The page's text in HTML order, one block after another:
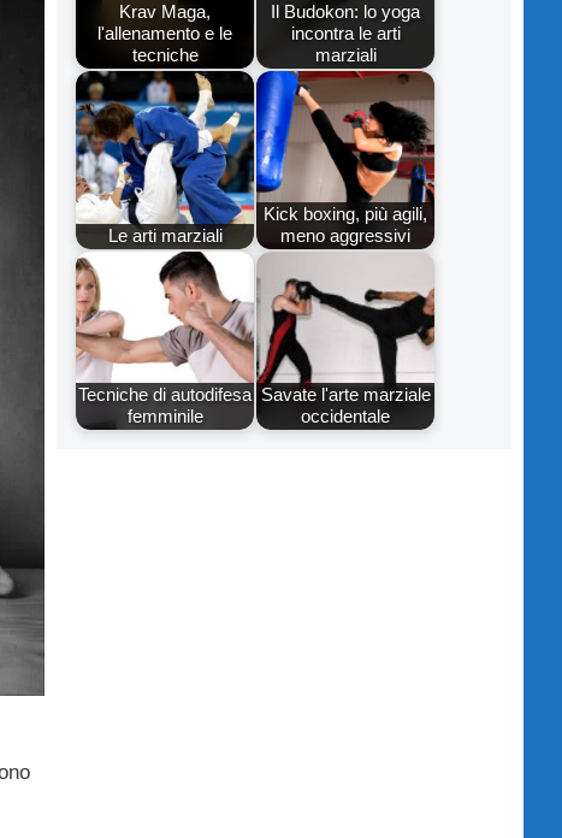
Krav Maga,
l'allenamento e le
tecniche
Il Budokon: lo yoga
incontra le arti
marziali
Le arti marziali
Kick boxing, più agili,
meno aggressivi
Tecniche di autodifesa
femminile
Savate l'arte marziale
occidentale